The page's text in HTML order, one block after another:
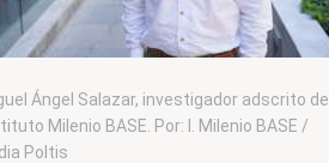
Ángel Salazar, investigador adscrito del
Milenio BASE. Por: I. Milenio BASE /
Poltis